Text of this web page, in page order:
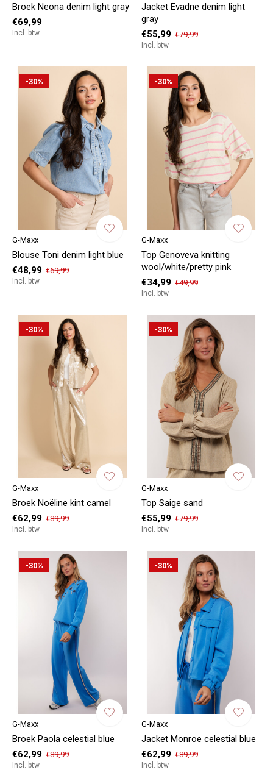
Broek Neona denim light gray
€69,99
Incl. btw
Jacket Evadne denim light
gray
€55,99 €79,99
Incl. btw
-30%
G-Maxx
Blouse Toni denim light blue
€48,99 €69,99
Incl. btw
-30%
G-Maxx
Top Genoveva knitting
wool/white/pretty pink
€34,99 €49,99
Incl. btw
-30%
G-Maxx
Broek Noëline kint camel
€62,99 €89,99
Incl. btw
-30%
G-Maxx
Top Saige sand
€55,99 €79,99
Incl. btw
-30%
G-Maxx
Broek Paola celestial blue
€62,99 €89,99
Incl. btw
-30%
G-Maxx
Jacket Monroe celestial blue
€62,99 €89,99
Incl. btw